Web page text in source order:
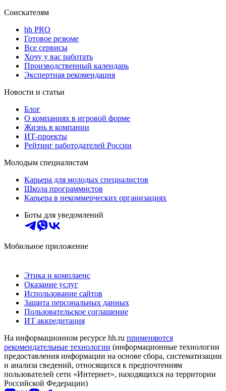
Соискателям
hh PRO
Готовое резюме
Все сервисы
Хочу у вас работать
Производственный календарь
Экспертная рекомендация
Новости и статьи
Блог
О компаниях в игровой форме
Жизнь в компании
ИТ-проекты
Рейтинг работодателей России
Молодым специалистам
Карьера для молодых специалистов
Школа программистов
Карьера в некоммерческих организациях
Боты для уведомлений
Мобильное приложение
Этика и комплаенс
Оказание услуг
Использование сайтов
Защита персональных данных
Пользовательское соглашение
ИТ аккредитация
На информационном ресурсе hh.ru применяются
рекомендательные технологии (информационные технологии
предоставления информации на основе сбора, систематизации
и анализа сведений, относящихся к предпочтениям
пользователей сети «Интернет», находящихся на территории
Российской Федерации)